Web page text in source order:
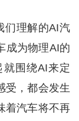
们理解的AI汽
成为物理AI的
围绕AI来定
受，都会发生
着汽车将不再